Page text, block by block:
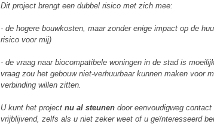
Dit project brengt een dubbel risico met zich mee:
- de hogere bouwkosten, maar zonder enige impact op de
risico voor mij)
- de vraag naar biocompatibele woningen in de stad is
vraag zou het gebouw niet-verhuurbaar kunnen maken voor
verbinding willen zitten.
U kunt het projectnu al steunendoor eenvoudigweg
vrijblijvend, zelfs als u niet zeker weet of u geïnteresseerd